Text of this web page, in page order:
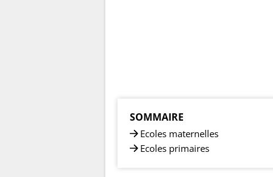
SOMMAIRE
Ecoles maternelles
Ecoles primaires